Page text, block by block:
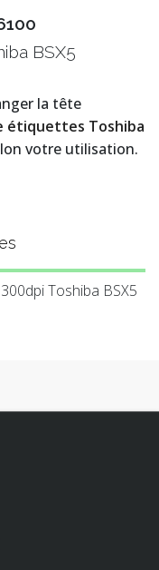
BSX5
la tête
étiquettes Toshiba
votre utilisation.
Toshiba BSX5